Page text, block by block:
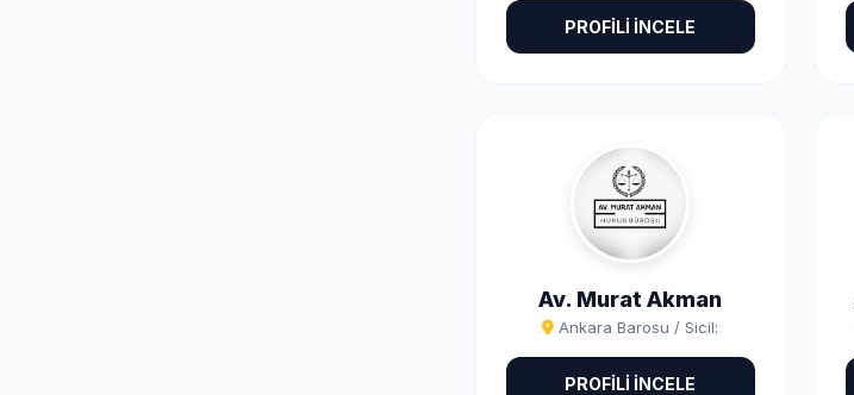
PROFİLİ İNCELE
Av. Murat Akman
Ankara Barosu / Sicil:
PROFİLİ İNCELE